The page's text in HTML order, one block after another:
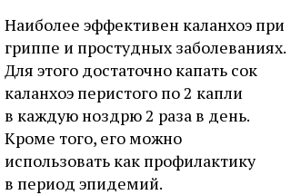
Наиболее эффективен каланхоэ при
гриппе и простудных заболеваниях.
Для этого достаточно капать сок
каланхоэ перистого по 2 капли
в каждую ноздрю 2 раза в день.
Кроме того, его можно
использовать как профилактику
в период эпидемий.